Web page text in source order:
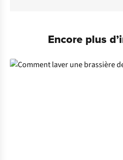
Encore plus